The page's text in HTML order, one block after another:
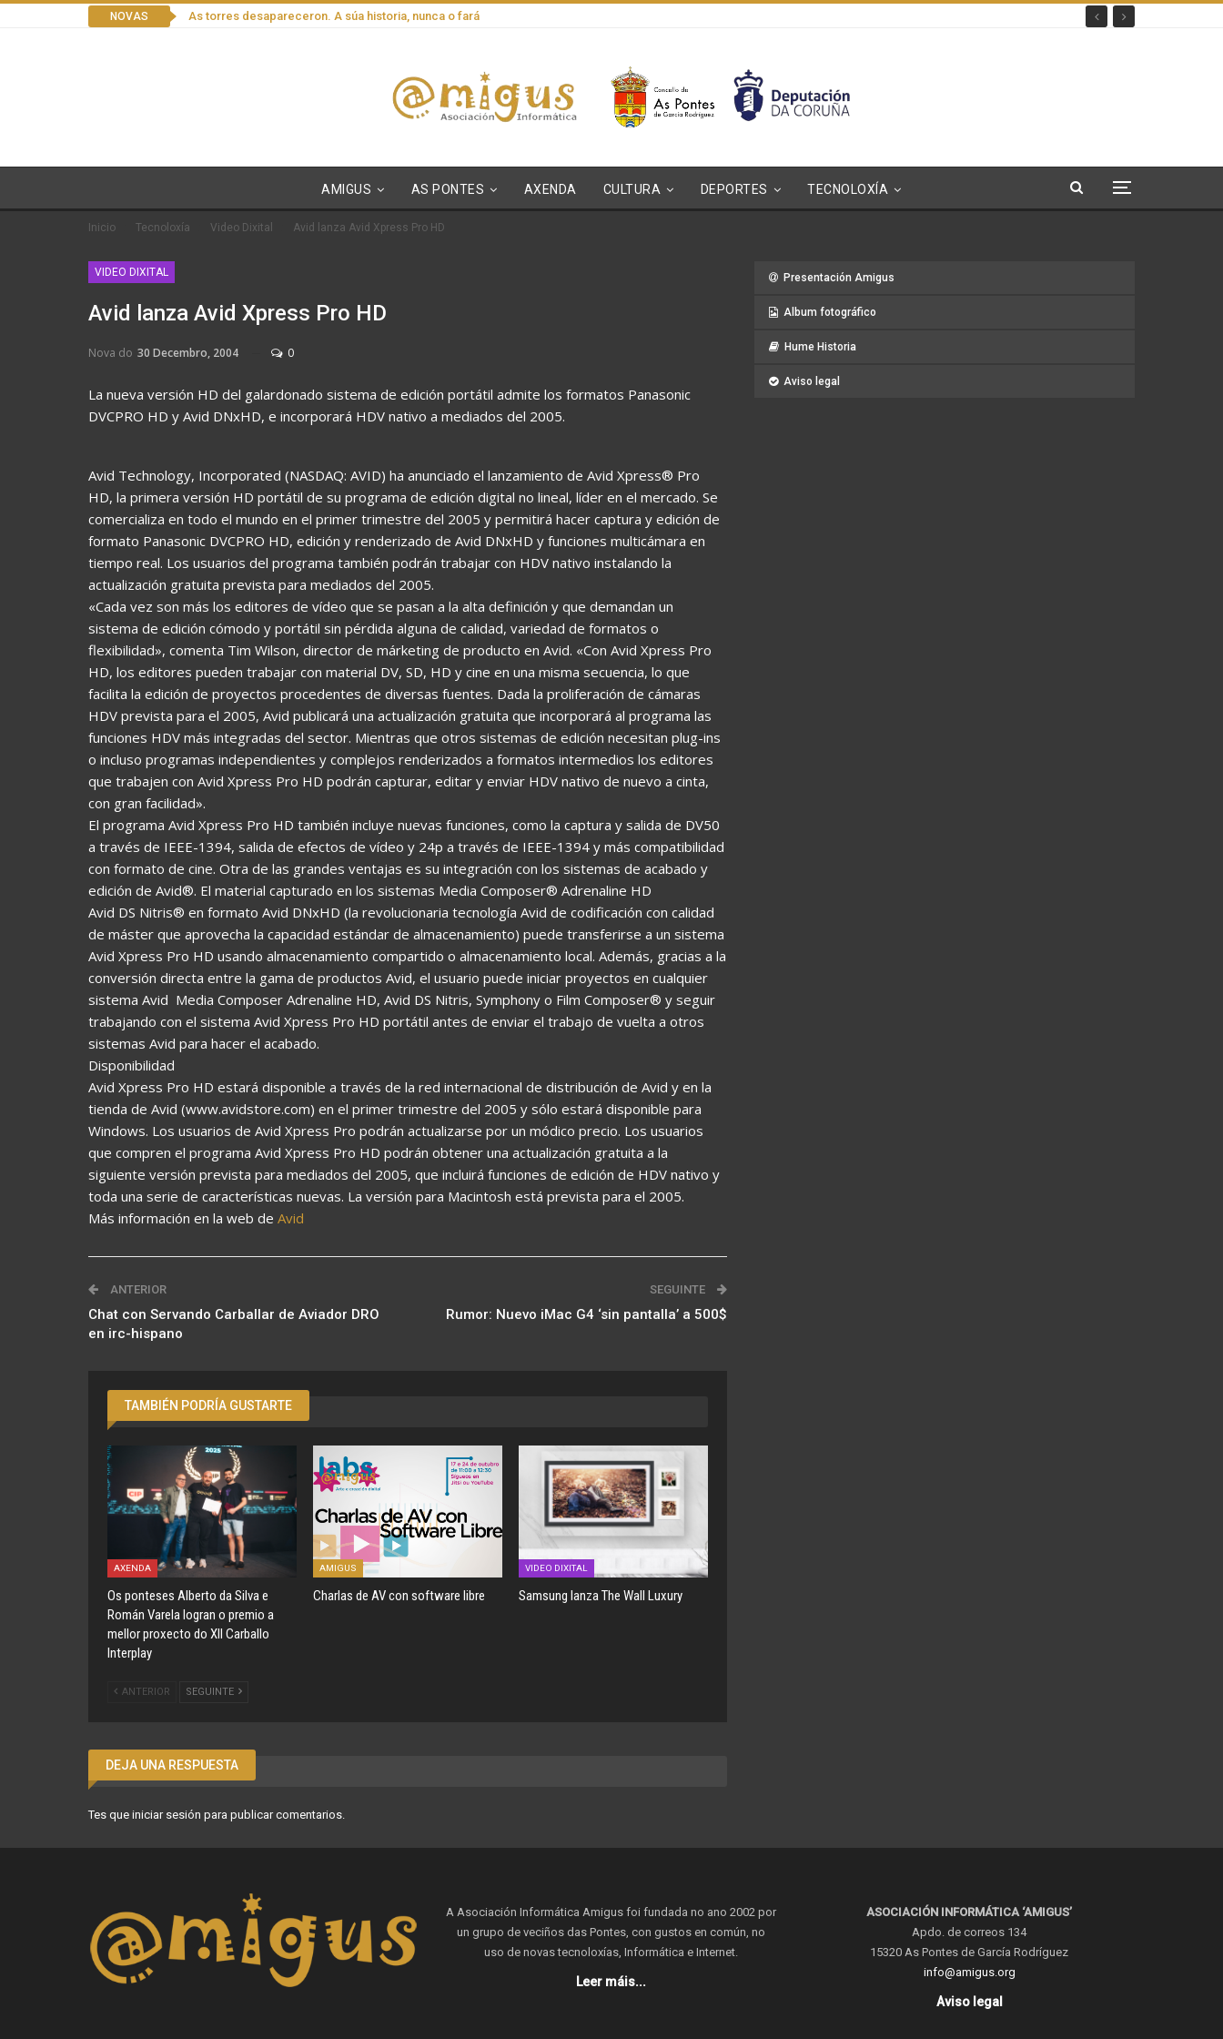
NOVAS As torres desapareceron. A súa historia, nunca o fará
AMIGUS AS PONTES AXENDA CULTURA DEPORTES TECNOLOXÍA
Inicio Tecnoloxía Video Dixital Avid lanza Avid Xpress Pro HD
VIDEO DIXITAL
Avid lanza Avid Xpress Pro HD
Nova do 30 Decembro, 2004 0
La nueva versión HD del galardonado sistema de edición portátil admite los formatos Panasonic
DVCPRO HD y Avid DNxHD, e incorporará HDV nativo a mediados del 2005.
Avid Technology, Incorporated (NASDAQ: AVID) ha anunciado el lanzamiento de Avid Xpress® Pro
HD, la primera versión HD portátil de su programa de edición digital no lineal, líder en el mercado. Se
comercializa en todo el mundo en el primer trimestre del 2005 y permitirá hacer captura y edición de
formato Panasonic DVCPRO HD, edición y renderizado de Avid DNxHD y funciones multicámara en
tiempo real. Los usuarios del programa también podrán trabajar con HDV nativo instalando la
actualización gratuita prevista para mediados del 2005.
«Cada vez son más los editores de vídeo que se pasan a la alta definición y que demandan un
sistema de edición cómodo y portátil sin pérdida alguna de calidad, variedad de formatos o
flexibilidad», comenta Tim Wilson, director de márketing de producto en Avid. «Con Avid Xpress Pro
HD, los editores pueden trabajar con material DV, SD, HD y cine en una misma secuencia, lo que
facilita la edición de proyectos procedentes de diversas fuentes. Dada la proliferación de cámaras
HDV prevista para el 2005, Avid publicará una actualización gratuita que incorporará al programa las
funciones HDV más integradas del sector. Mientras que otros sistemas de edición necesitan plug-ins
o incluso programas independientes y complejos renderizados a formatos intermedios los editores
que trabajen con Avid Xpress Pro HD podrán capturar, editar y enviar HDV nativo de nuevo a cinta,
con gran facilidad».
El programa Avid Xpress Pro HD también incluye nuevas funciones, como la captura y salida de DV50
a través de IEEE-1394, salida de efectos de vídeo y 24p a través de IEEE-1394 y más compatibilidad
con formato de cine. Otra de las grandes ventajas es su integración con los sistemas de acabado y
edición de Avid®. El material capturado en los sistemas Media Composer® Adrenaline HD
Avid DS Nitris® en formato Avid DNxHD (la revolucionaria tecnología Avid de codificación con calidad
de máster que aprovecha la capacidad estándar de almacenamiento) puede transferirse a un sistema
Avid Xpress Pro HD usando almacenamiento compartido o almacenamiento local. Además, gracias a la
conversión directa entre la gama de productos Avid, el usuario puede iniciar proyectos en cualquier
sistema Avid  Media Composer Adrenaline HD, Avid DS Nitris, Symphony o Film Composer® y seguir
trabajando con el sistema Avid Xpress Pro HD portátil antes de enviar el trabajo de vuelta a otros
sistemas Avid para hacer el acabado.
Disponibilidad
Avid Xpress Pro HD estará disponible a través de la red internacional de distribución de Avid y en la
tienda de Avid (www.avidstore.com) en el primer trimestre del 2005 y sólo estará disponible para
Windows. Los usuarios de Avid Xpress Pro podrán actualizarse por un módico precio. Los usuarios
que compren el programa Avid Xpress Pro HD podrán obtener una actualización gratuita a la
siguiente versión prevista para mediados del 2005, que incluirá funciones de edición de HDV nativo y
toda una serie de características nuevas. La versión para Macintosh está prevista para el 2005.
Más información en la web de Avid
ANTERIOR
Chat con Servando Carballar de Aviador DRO
en irc-hispano
SEGUINTE
Rumor: Nuevo iMac G4 ‘sin pantalla’ a 500$
TAMBIÉN PODRÍA GUSTARTE
AXENDA
Os ponteses Alberto da Silva e
Román Varela logran o premio a
mellor proxecto do XII Carballo
Interplay
AMIGUS
Charlas de AV con software libre
VIDEO DIXITAL
Samsung lanza The Wall Luxury
ANTERIOR SEGUINTE
DEJA UNA RESPUESTA
Tes que iniciar sesión para publicar comentarios.
Presentación Amigus
Album fotográfico
Hume Historia
Aviso legal
A Asociación Informática Amigus foi fundada no ano 2002 por
un grupo de veciños das Pontes, con gustos en común, no
uso de novas tecnoloxías, Informática e Internet.
Leer máis...
ASOCIACIÓN INFORMÁTICA ‘AMIGUS’
Apdo. de correos 134
15320 As Pontes de García Rodríguez
info@amigus.org
Aviso legal